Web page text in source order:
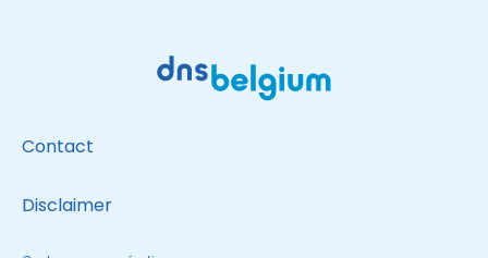
Contact
Disclaimer